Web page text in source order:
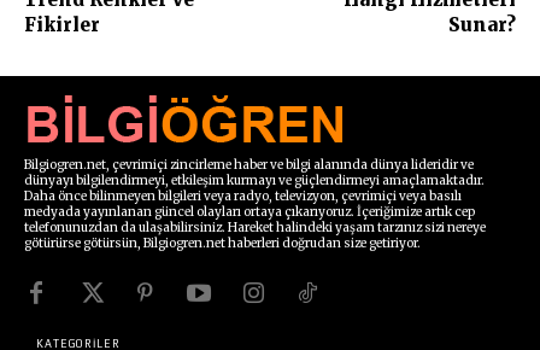
Fikirler
Sunar?
Bilgiogren.net, çevrimiçi zincirleme haber ve bilgi alanında dünya lideridir ve
dünyayı bilgilendirmeyi, etkileşim kurmayı ve güçlendirmeyi amaçlamaktadır.
Daha önce bilinmeyen bilgileri veya radyo, televizyon, çevrimiçi veya basılı
medyada yayınlanan güncel olayları ortaya çıkarıyoruz. İçeriğimize artık cep
telefonunuzdan da ulaşabilirsiniz. Hareket halindeki yaşam tarzınız sizi nereye
götürürse götürsün, Bilgiogren.net haberleri doğrudan size getiriyor.
KATEGORİLER